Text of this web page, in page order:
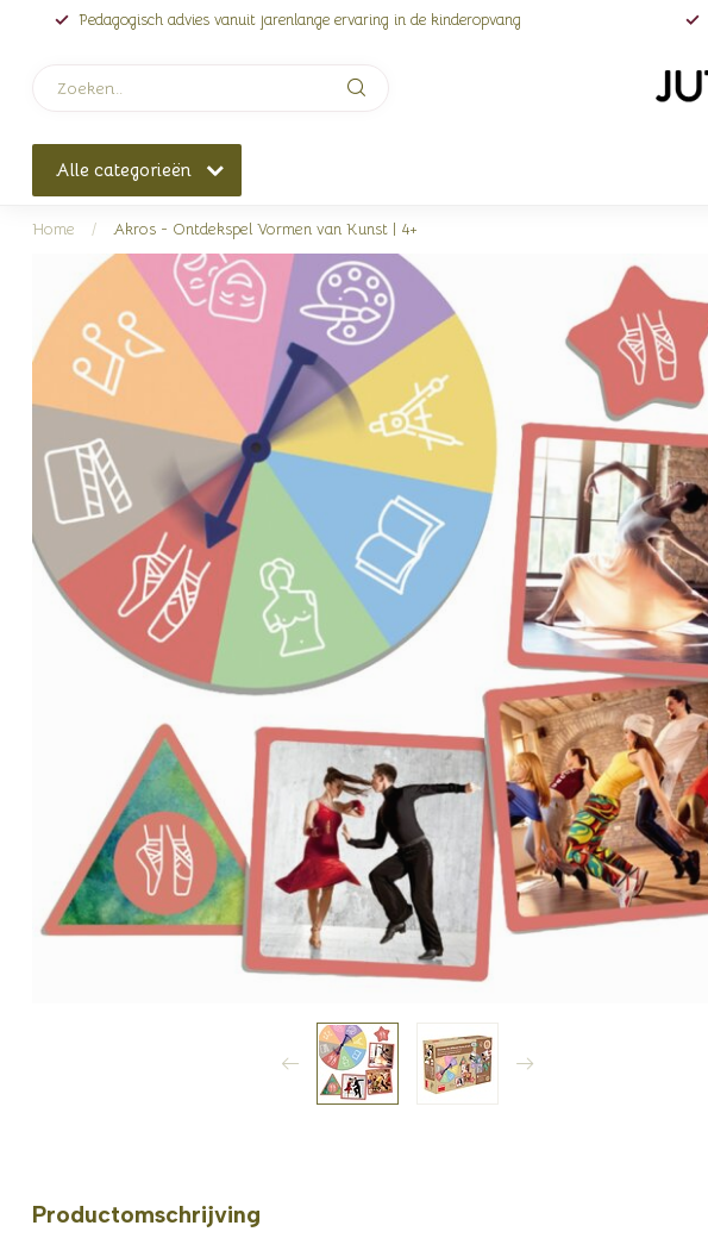
Pedagogisch advies vanuit jarenlange ervaring in de kinderopvang
Alle categorieën
Home / Akros - Ontdekspel Vormen van Kunst | 4+
Productomschrijving